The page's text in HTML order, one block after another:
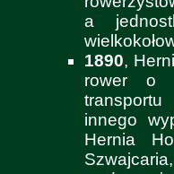
a
1890,
rower o
transportu
innego
Hernia